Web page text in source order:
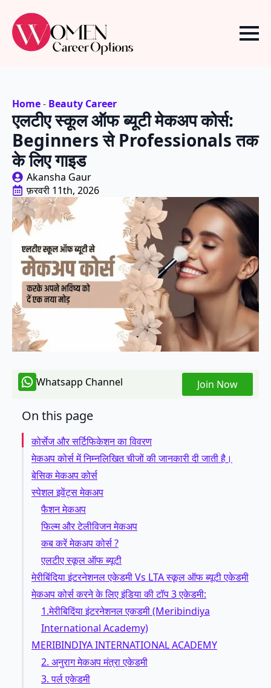
Home- Beauty Career
एलटीए स्कूल ऑफ ब्यूटी मेकअप कोर्स:
Beginners से Professionals तक
के लिए गाइड
Akansha Gaur
फ़रवरी 11th, 2026
Whatsapp Channel Join Now
On this page
कोर्सेज और सर्टिफिकेशन का विवरण
मेकअप कोर्स में निम्नलिखित चीजों की जानकारी दी जाती है।
बेसिक मेकअप कोर्स
स्पेशल इवेंट्स मेकअप
फैशन मेकअप
फिल्म और टेलीविजन मेकअप
कब करें मेकअप कोर्स ?
एलटीए स्कूल ऑफ ब्यूटी
मेरीबिंदिया इंटरनेशनल एकेडमी Vs LTA स्कूल ऑफ ब्यूटी एकेडमी
मेकअप कोर्स करने के लिए इंडिया की टॉप 3 एकेडमी:
1.मेरीबिदिंया इंटरनेशनल एकडमी (Meribindiya
International Academy)
MERIBINDIYA INTERNATIONAL ACADEMY
2. अनुराग मेकअप मंत्रा एकेडमी
3. पर्ल एकेडमी